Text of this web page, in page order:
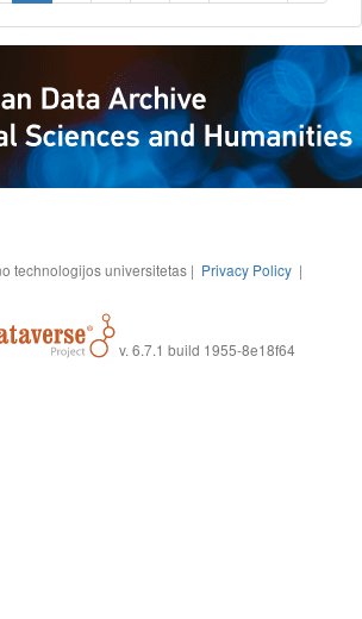
technologijos universitetas | Privacy Policy |
v. 6.7.1 build 1955-8e18f64